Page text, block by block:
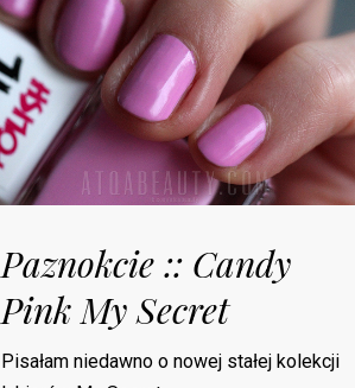
Paznokcie :: Candy
Pink My Secret
Pisałam niedawno o nowej stałej kolekcji